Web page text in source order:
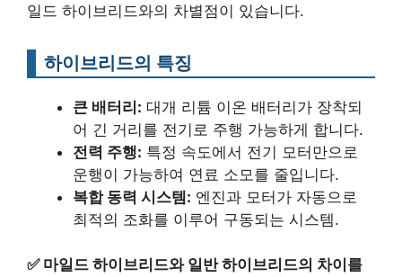
일드 하이브리드와의 차별점이 있습니다.
하이브리드의 특징
큰 배터리: 대개 리튬 이온 배터리가 장착되
어 긴 거리를 전기로 주행 가능하게 합니다.
전력 주행: 특정 속도에서 전기 모터만으로
운행이 가능하여 연료 소모를 줄입니다.
복합 동력 시스템: 엔진과 모터가 자동으로
최적의 조화를 이루어 구동되는 시스템.
✅ 마일드 하이브리드와 일반 하이브리드의 차이를